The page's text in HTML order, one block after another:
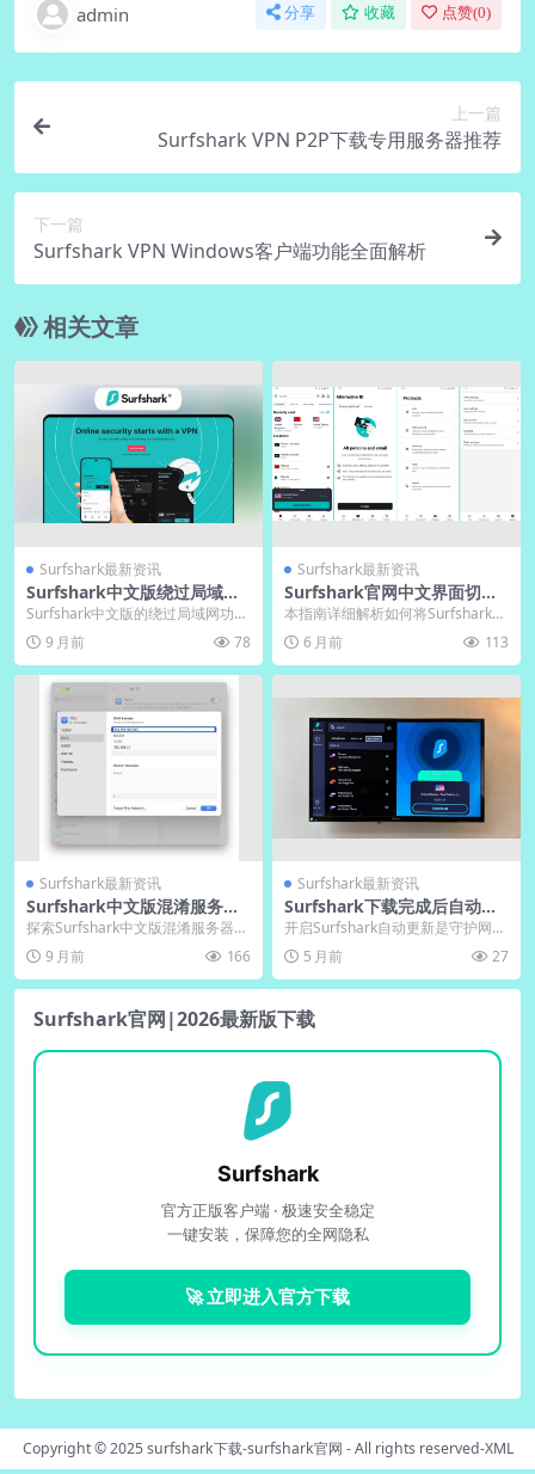
admin 分享 收藏 点赞(0)
上一篇
Surfshark VPN P2P下载专用服务器推荐
下一篇
Surfshark VPN Windows客户端功能全面解析
相关文章
Surfshark最新资讯
Surfshark中文版绕过局域
网：官网电脑版本地分流设置
Surfshark中文版的绕过局域网功能
通过智能本地分流技术，让用户自
主控制国内...
9 月前 78
Surfshark最新资讯
Surfshark官网中文界面切换
设置教程
本指南详细解析如何将Surfshark官
网及应用程序界面切换为简体中
文。通过定位...
6 月前 113
Surfshark最新资讯
Surfshark中文版混淆服务器
列表：抗封锁
探索Surfshark中文版混淆服务器的
全面指南，了解其如何通过伪装HT
TPS流...
9 月前 166
Surfshark最新资讯
Surfshark下载完成后自动更
新功能开启建议
开启Surfshark自动更新是守护网络
安全的关键一步。这一功能确保VP
N客户端...
5 月前 27
Surfshark官网|2026最新版下载
Surfshark
官方正版客户端 · 极速安全稳定
一键安装，保障您的全网隐私
🚀 立即进入官方下载
Copyright © 2025surfshark下载-surfshark官网 - All rights reserved-XML